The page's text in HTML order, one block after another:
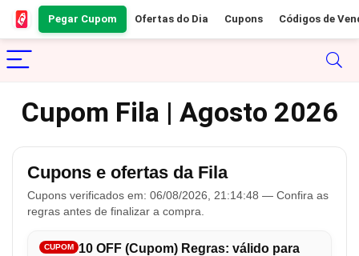
Pegar Cupom Ofertas do Dia Cupons Códigos de
Cupom Fila | Agosto 2026
Cupons e ofertas da Fila
Cupons verificados em: 06/08/2026, 21:14:48 — Confira as
regras antes de finalizar a compra.
CUPOM
10 OFF (Cupom) Regras: válido para